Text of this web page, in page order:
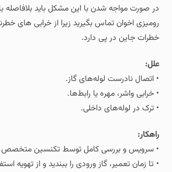
در صورت مواجه شدن با این مشکل باید بلافاصله با
رومیزی اخوان تماس بگیرید زیرا از خرابی های
خطرات جاین در پی دارد.
علل:
• اتصال نادرست لوله‌های گاز.
• خرابی واشر، مهره یا رابط‌ها.
• ترک در لوله‌های داخلی.
راهکار:
• سرویس و بررسی کامل توسط تکنسین متخصص
• تا زمان تعمیر، گاز ورودی را ببندید و از تهویه